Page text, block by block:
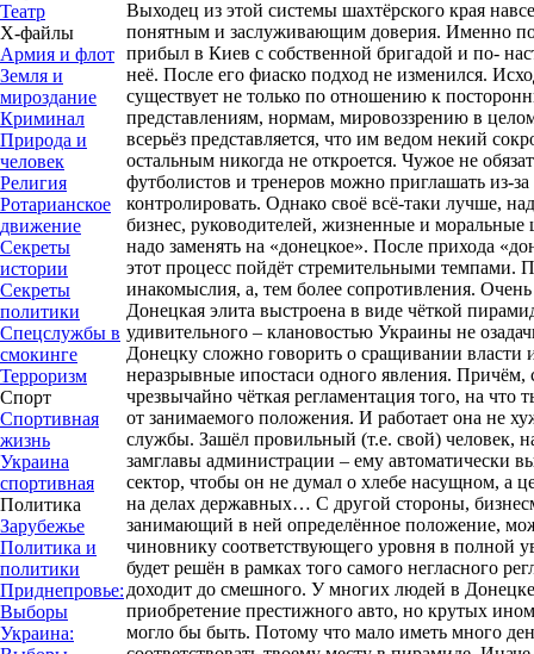
Театр
Х-файлы
Армия и флот
Земля и
мироздание
Криминал
Природа и
человек
Религия
Ротарианское
движение
Секреты
истории
Секреты
политики
Спецслужбы в
смокинге
Терроризм
Спорт
Спортивная
жизнь
Украина
спортивная
Политика
Зарубежье
Политика и
политики
Приднепровье:
Выборы
Украина:
Выходец из этой системы шахтёрского края
понятным и заслуживающим доверия. Именно
прибыл в Киев с собственной бригадой и по-
неё. После его фиаско подход не изменился.
существует не только по отношению к
представлениям, нормам, мировоззрению в
всерьёз представляется, что им ведом некий
остальным никогда не откроется. Чужое не
футболистов и тренеров можно приглашать из-
контролировать. Однако своё всё-таки лучше,
бизнес, руководителей, жизненные и
надо заменять на «донецкое». После прихода
этот процесс пойдёт стремительными темпами.
инакомыслия, а, тем более сопротивления.
Донецкая элита выстроена в виде чёткой
удивительного – клановостью Украины не
Донецку сложно говорить о сращивании власти и
неразрывные ипостаси одного явления. Причём,
чрезвычайно чёткая регламентация того, на что
от занимаемого положения. И работает она не
службы. Зашёл провильный (т.е. свой) человек,
замглавы администрации – ему автоматически
сектор, чтобы он не думал о хлебе насущном, а
на делах державных… С другой стороны,
занимающий в ней определённое положение,
чиновнику соответствующего уровня в полной
будет решён в рамках того самого негласного
доходит до смешного. У многих людей в Донецке
приобретение престижного авто, но крутых
могло бы быть. Потому что мало иметь много